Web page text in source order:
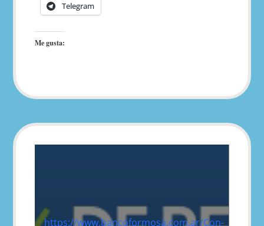
Telegram
Me gusta:
https://www.bancoformosa.com.ar/Con-